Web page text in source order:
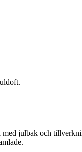
julbak och